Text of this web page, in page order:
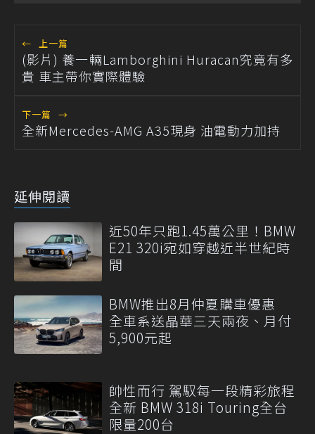
← 上一篇
(影片) 養一輛Lamborghini Huracan究竟有多
貴 車主帶你實際體驗
下一篇 →
全新Mercedes-AMG A35現身 油電動力加持
延伸閱讀
近50年只跑1.45萬公里！BMW
E21 320i宛如穿越近半世紀時
間
BMW推出8月仲夏購車優惠
全車系送晶華三天兩夜、月付
5,900元起
帥性而行 駕馭每一段精彩旅程
全新 BMW 318i Touring全台
限量200台